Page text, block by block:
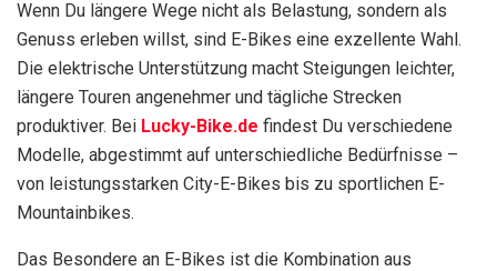
Wenn Du längere Wege nicht als Belastung, sondern als
Genuss erleben willst, sind E-Bikes eine exzellente Wahl.
Die elektrische Unterstützung macht Steigungen leichter,
längere Touren angenehmer und tägliche Strecken
produktiver. Bei Lucky-Bike.de findest Du verschiedene
Modelle, abgestimmt auf unterschiedliche Bedürfnisse –
von leistungsstarken City-E-Bikes bis zu sportlichen E-
Mountainbikes.
Das Besondere an E-Bikes ist die Kombination aus